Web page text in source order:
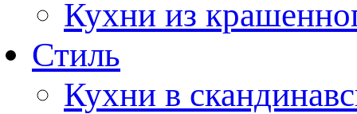
Кухни из
Стиль
Кухни в